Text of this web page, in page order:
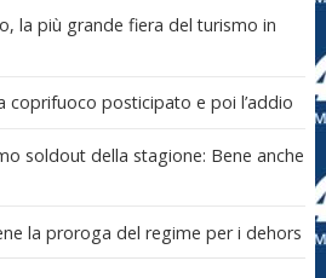
la più grande fiera del turismo in
coprifuoco posticipato e poi l’addio
soldout della stagione: Bene anche
la proroga del regime per i dehors